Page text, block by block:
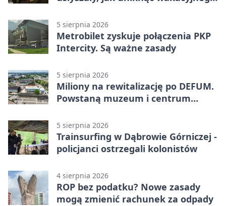
5 sierpnia 2026
Metrobilet zyskuje połączenia PKP
Intercity. Są ważne zasady
5 sierpnia 2026
Miliony na rewitalizację po DEFUM.
Powstaną muzeum i centrum
5 sierpnia 2026
Trainsurfing w Dąbrowie Górniczej -
policjanci ostrzegali kolonistów
4 sierpnia 2026
ROP bez podatku? Nowe zasady
mogą zmienić rachunek za odpady